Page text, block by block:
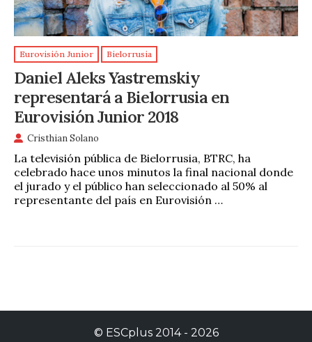
Eurovisión Junior Bielorrusia
Daniel Aleks Yastremskiy
representará a Bielorrusia en
Eurovisión Junior 2018
Cristhian Solano
La televisión pública de Bielorrusia, BTRC, ha
celebrado hace unos minutos la final nacional donde
el jurado y el público han seleccionado al 50% al
representante del país en Eurovisión …
© ESCplus2014 - 2026